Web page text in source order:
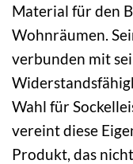
Material für den
Wohnräumen.
verbunden mit
Wahl für
vereint diese
Produkt, das